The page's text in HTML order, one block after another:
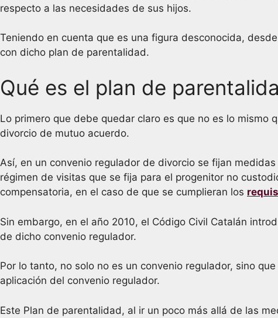
respecto a las necesidades de sus hijos.
Teniendo en cuenta que es una figura desconocida,
con dicho plan de parentalidad.
Qué es el plan de
Lo primero que debe quedar claro es que no es lo mismo
divorcio de mutuo acuerdo.
Así, en un convenio regulador de divorcio se fijan medidas
régimen de visitas que se fija para el progenitor no
compensatoria, en el caso de que se cumplieran los
Sin embargo, en el año 2010, el Código Civil Catalán
de dicho convenio regulador.
Por lo tanto, no solo no es un convenio regulador, sino
aplicación del convenio regulador.
Este Plan de parentalidad, al ir un poco más allá de las